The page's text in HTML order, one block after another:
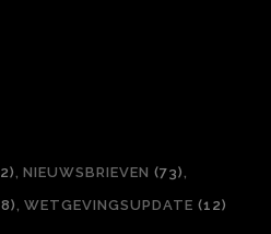
NIEUWSBRIEVEN (73)
WETGEVINGSUPDATE (12)